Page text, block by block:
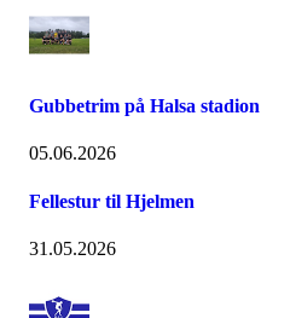
Gubbetrim på Halsa stadion
05.06.2026
Fellestur til Hjelmen
31.05.2026